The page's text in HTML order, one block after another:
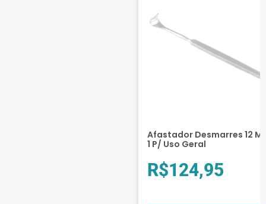
Afastador Desmarres 12
1 P/ Uso Geral
R$124,95